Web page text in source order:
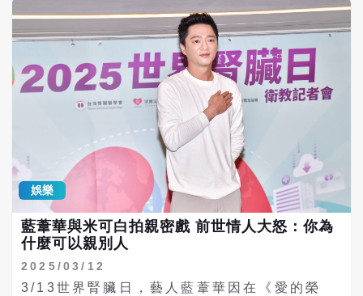
娛樂
藍葦華與米可白拍親密戲 前世情人大怒：你為
什麼可以親別人
2025/03/12
3/13世界腎臟日，藝人藍葦華因在《愛的榮